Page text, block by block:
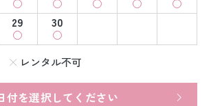
29 30
レンタル不可
付を選択してください